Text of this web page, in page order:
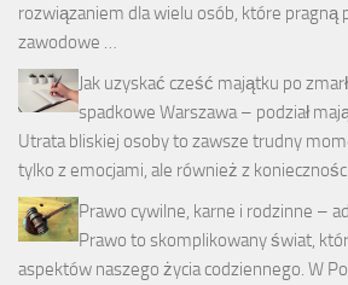
rozwiązaniem dla wielu osób, które pragną
zawodowe …
Jak uzyskać cześć majątku po
spadkowe Warszawa – podział
Utrata bliskiej osoby to zawsze trudny
tylko z emocjami, ale również z
Prawo cywilne, karne i rodzinne –
Prawo to skomplikowany świat,
aspektów naszego życia codziennego. W